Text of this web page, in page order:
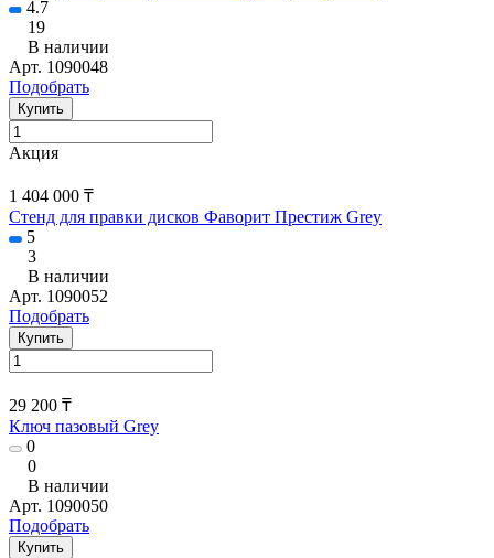
4.7
19
В наличии
Арт. 1090048
Подобрать
Купить
Акция
1 404 000 ₸
Стенд для правки дисков Фаворит Престиж Grey
5
3
В наличии
Арт. 1090052
Подобрать
Купить
29 200 ₸
Ключ пазовый Grey
0
0
В наличии
Арт. 1090050
Подобрать
Купить